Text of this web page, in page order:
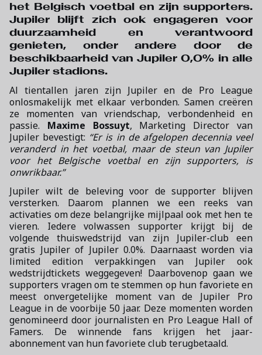
het Belgisch voetbal en zijn supporters.
Jupiler blijft zich ook engageren voor
duurzaamheid en verantwoord
genieten, onder andere door de
beschikbaarheid van Jupiler 0,0% in alle
Jupiler stadions.
Al tientallen jaren zijn Jupiler en de Pro League
onlosmakelijk met elkaar verbonden. Samen creëren
ze momenten van vriendschap, verbondenheid en
passie. Maxime Bossuyt, Marketing Director van
Jupiler bevestigt: “Er is in de afgelopen decennia veel
veranderd in het voetbal, maar de steun van Jupiler
voor het Belgische voetbal en zijn supporters, is
onwrikbaar.”
Jupiler wilt de beleving voor de supporter blijven
versterken. Daarom plannen we een reeks van
activaties om deze belangrijke mijlpaal ook met hen te
vieren. Iedere volwassen supporter krijgt bij de
volgende thuiswedstrijd van zijn Jupiler-club een
gratis Jupiler of Jupiler 0.0%. Daarnaast worden via
limited edition verpakkingen van Jupiler ook
wedstrijdtickets weggegeven! Daarbovenop gaan we
supporters vragen om te stemmen op hun favoriete en
meest onvergetelijke moment van de Jupiler Pro
League in de voorbije 50 jaar. Deze momenten worden
genomineerd door journalisten en Pro League Hall of
Famers. De winnende fans krijgen het jaar-
abonnement van hun favoriete club terugbetaald.